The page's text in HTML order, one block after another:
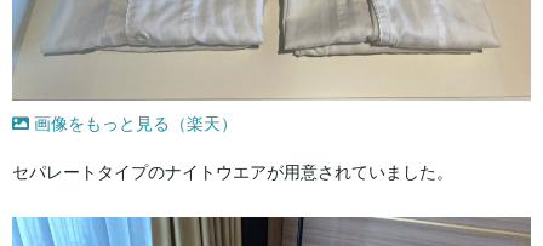
画像をもっと見る（楽天）
セパレートタイプのナイトウエアが用意されていました。